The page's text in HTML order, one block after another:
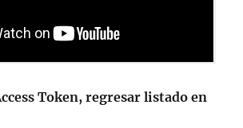
Token, regresar listado en